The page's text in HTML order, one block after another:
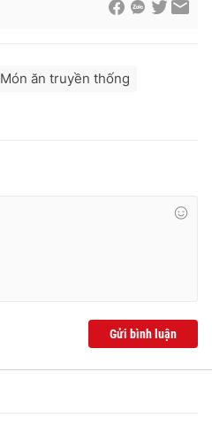
Món ăn truyền thống
Gửi bình luận